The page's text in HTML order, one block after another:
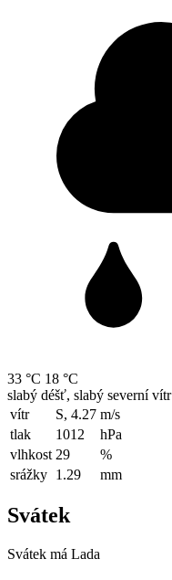
33 °C 18 °C
slabý déšť, slabý severní vítr
vítr
S, 4.27 m/s
tlak
1012
hPa
vlhkost 29
%
srážky 1.29 mm
Svátek
Svátek má Lada